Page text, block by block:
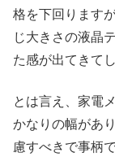
格を下回ります
じ大きさの液晶
た感が出てきて
とは言え、家電
かなりの幅があ
慮すべきで事柄